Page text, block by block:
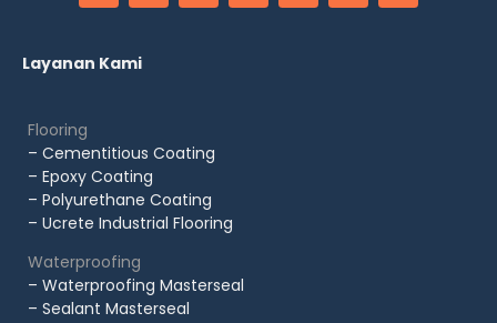
Layanan Kami
Flooring
– Cementitious Coating
– Epoxy Coating
– Polyurethane Coating
– Ucrete Industrial Flooring
Waterproofing
– Waterproofing Masterseal
– Sealant Masterseal